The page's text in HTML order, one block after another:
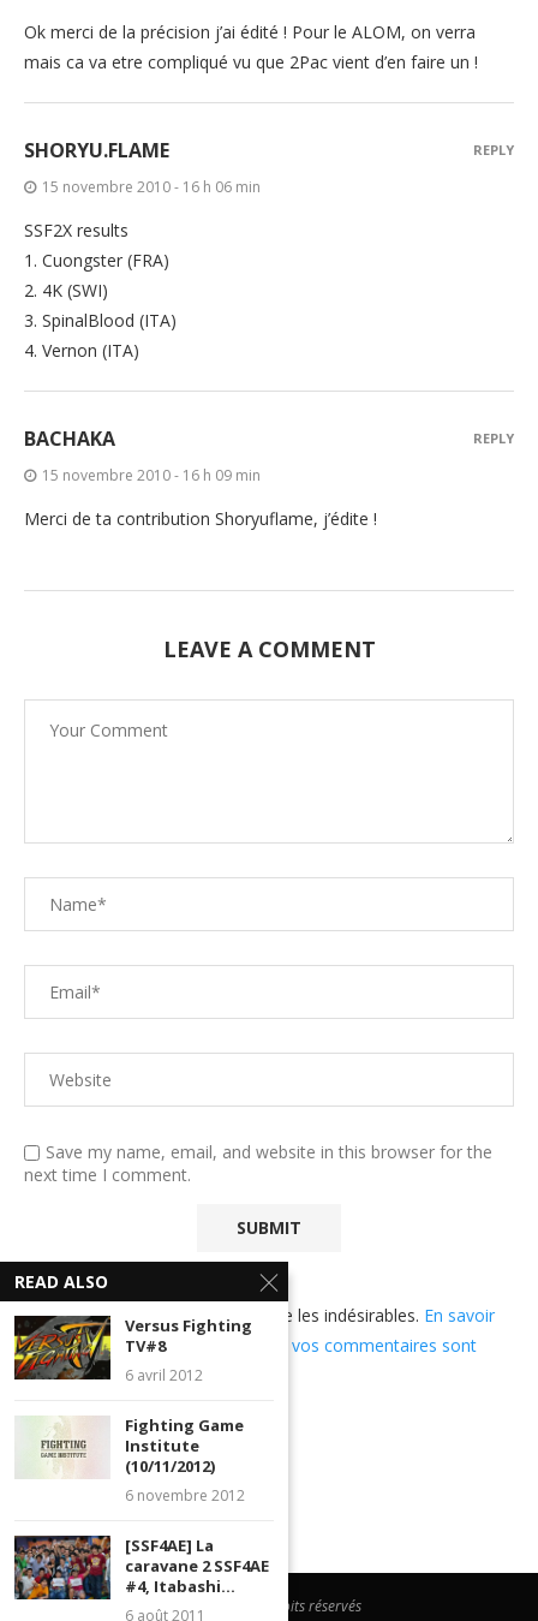
Ok merci de la précision j’ai édité ! Pour le ALOM, on verra
mais ca va etre compliqué vu que 2Pac vient d’en faire un !
SHORYU.FLAME
15 novembre 2010 - 16 h 06 min
SSF2X results
1. Cuongster (FRA)
2. 4K (SWI)
3. SpinalBlood (ITA)
4. Vernon (ITA)
REPLY
BACHAKA
15 novembre 2010 - 16 h 09 min
Merci de ta contribution Shoryuflame, j’édite !
REPLY
LEAVE A COMMENT
Save my name, email, and website in this browser for the
next time I comment.
Ce site utilise Akismet pour réduire les indésirables. En savoir
plus sur comment les données de vos commentaires sont
utilisées.
@2023 - Tous droits réservés
READ ALSO
Versus Fighting
TV#8
6 avril 2012
Fighting Game
Institute
(10/11/2012)
6 novembre 2012
[SSF4AE] La
caravane 2 SSF4AE
#4, Itabashi...
6 août 2011